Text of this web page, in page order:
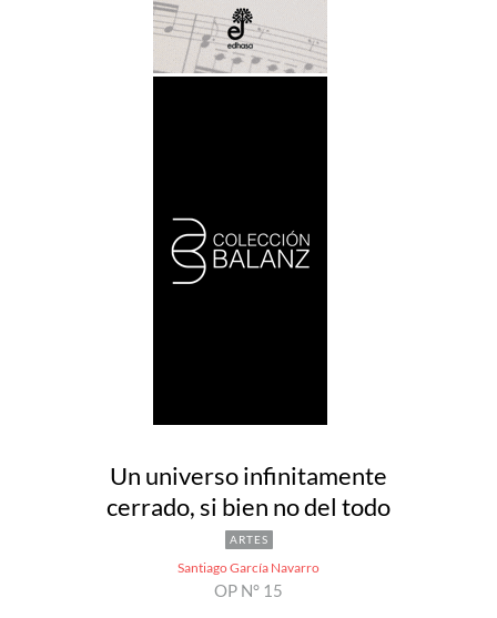
Un universo infinitamente
cerrado, si bien no del todo
ARTES
Santiago García Navarro
OP N° 15